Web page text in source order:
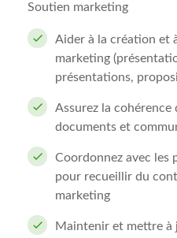
Soutien marketing
Aider à la création et
marketing
présentations,
Assurez la cohérence
documents et
Coordonnez avec les
pour recueillir du
marketing
Maintenir et mettre à